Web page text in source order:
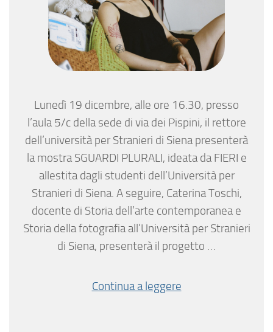
Lunedì 19 dicembre, alle ore 16.30, presso
l’aula 5/c della sede di via dei Pispini, il rettore
dell’università per Stranieri di Siena presenterà
la mostra SGUARDI PLURALI, ideata da FIERI e
allestita dagli studenti dell’Università per
Stranieri di Siena. A seguire, Caterina Toschi,
docente di Storia dell’arte contemporanea e
Storia della fotografia all’Università per Stranieri
di Siena, presenterà il progetto …
Continua a leggere